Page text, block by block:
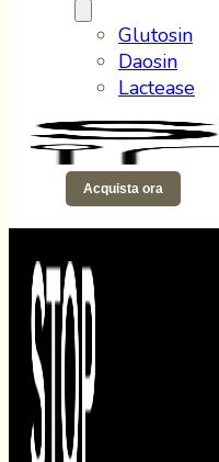
Glutosin
Daosin
Lactease
Acquista ora